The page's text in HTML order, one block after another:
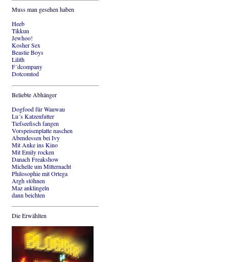
Muss man gesehen haben
Heeb
Tikkun
Jewhoo!
Kosher Sex
Beastie Boys
Lilith
F´dcompany
Dotcomtod
Beliebte Abhänger
Dogfood für Wauwau
Lu´s Katzenfutter
Tiefseefisch fangen
Vorspeisenplatte naschen
Abendessen bei Ivy
Mit Anke ins Kino
Mit Emily rocken
Danach Freakshow
Michelle um Mitternacht
Philosophie mit Ortega
Argh stöhnen
Maz anklingeln
dann beichten
Die Erwählten